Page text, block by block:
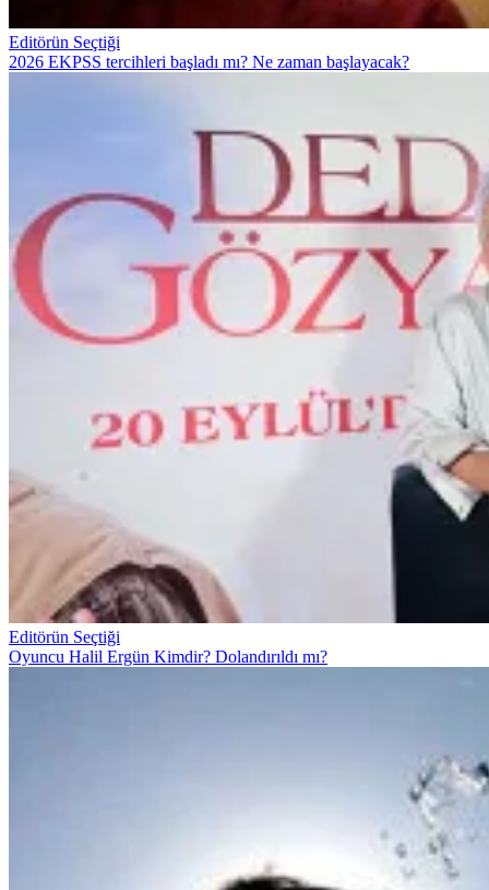
Editörün Seçtiği
2026 EKPSS tercihleri başladı mı? Ne zaman başlayacak?
Editörün Seçtiği
Oyuncu Halil Ergün Kimdir? Dolandırıldı mı?